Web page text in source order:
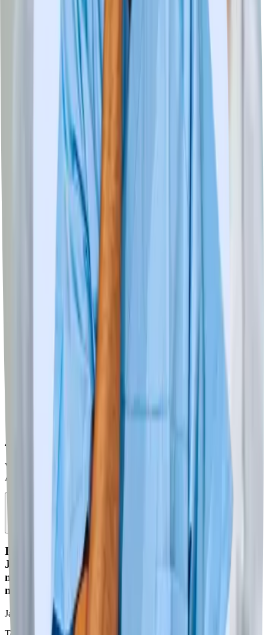
Bewerbungsprozess
1. Wähle Deine Suchkriterien
Gib mit nur wenigen Klicks an, wonach Du suchst (Gehalt,
Fachbereich, Stellenumfang...)
2. Wähle den besten Job
Durchsuche unsere Jobs, die nach Deinen Anforderungen gefiltert
3. Erhalte Jobangebote
Arbeitgeber bewerben sich bei Dir
4. Antwort innerhalb von 24 Stunden
Vereinbare ein Bewerbungsgespräch und lerne Deinen neuen
Arbeitgeber kennen
Ich hatte direkt mehrere genau auf mich angepasste
Jobangebote im Kliniken auf meinem Handy. Es hat
nicht einen Monat gedauert, da hab ich meinen
neuen Job gefunden!
Jane